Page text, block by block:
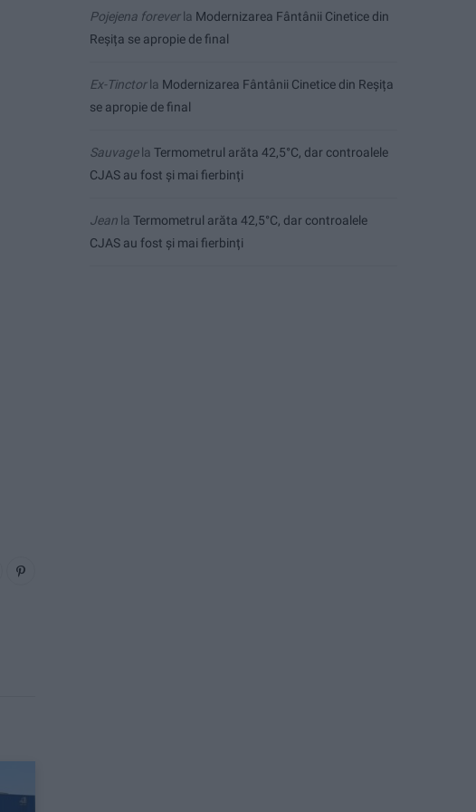
Pojejena foreverla Modernizarea Fântânii Cinetice din
Reșița se apropie de final
Ex-Tinctorla Modernizarea Fântânii Cinetice din Reșița
se apropie de final
Sauvagela Termometrul arăta 42,5°C, dar controalele
CJAS au fost și mai fierbinți
Jean la Termometrul arăta 42,5°C, dar controalele
CJAS au fost și mai fierbinți